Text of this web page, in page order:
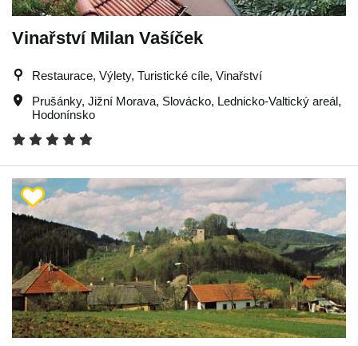
Vinařství Milan Vašíček
Restaurace, Výlety, Turistické cíle, Vinařství
Prušánky, Jižní Morava, Slovácko, Lednicko-Valtický areál,
Hodonínsko